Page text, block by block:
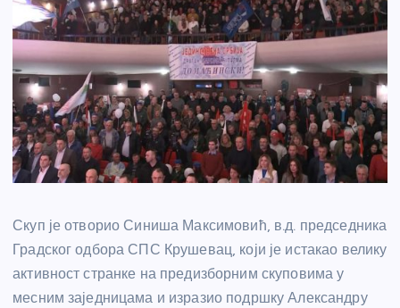
Скуп је отворио Синиша Максимовић, в.д. председника
Градског одбора СПС Крушевац, који је истакао велику
активност странке на предизборним скуповима у
месним заједницама и изразио подршку Александру